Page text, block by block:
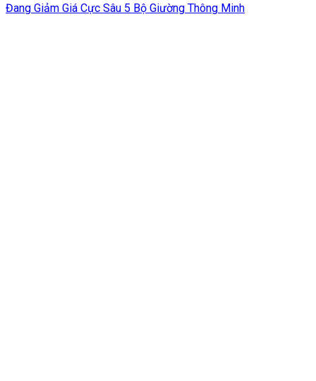
Đang Giảm Giá Cực Sâu 5 Bộ Giường Thông Minh